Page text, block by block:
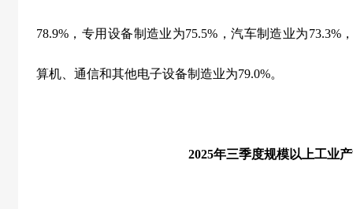
78.9% ，专用设备制造业为75.5% ，汽车制造业为73.3%
算机、通信和其他电子设备制造业为79.0%。
2025年三季度规模以上工业